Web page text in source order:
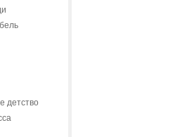
детство